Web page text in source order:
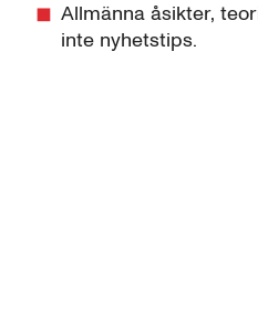
Allmänna åsikter,
inte nyhetstips.